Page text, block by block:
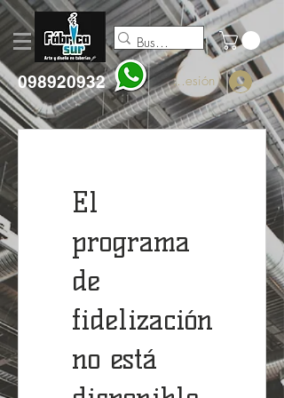
098920932 Iniciar sesión
El
programa
de
fidelización
no está